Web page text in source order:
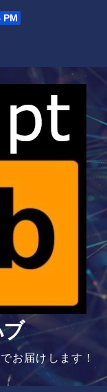
PM
お届けします！